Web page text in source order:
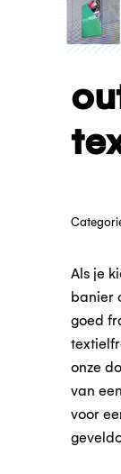
Als je
banier
goed
onze
van
voor